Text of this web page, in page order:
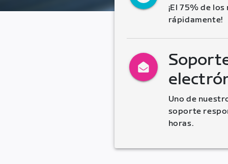
¡El 75% de
rápidamente!
Uno de
soporte
horas.